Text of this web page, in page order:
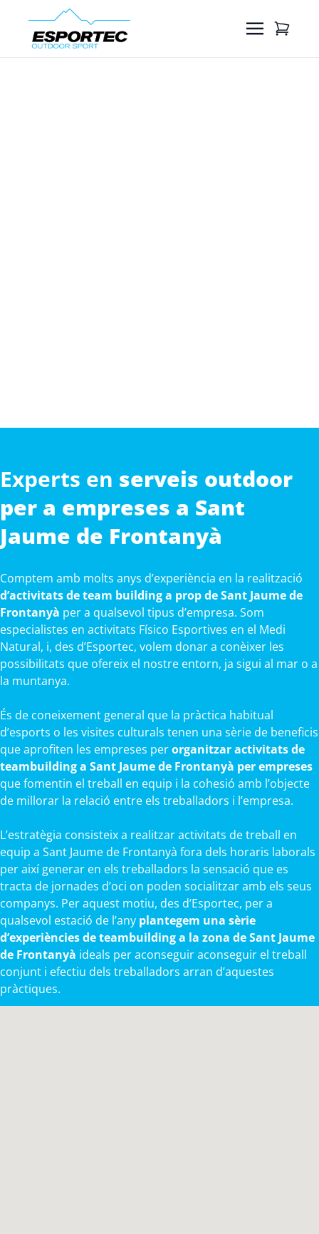
Experts en serveis outdoor
per a empreses a Sant
Jaume de Frontanyà
Comptem amb molts anys d’experiència en la realització
d’activitats de team building a prop de Sant Jaume de
Frontanyà per a qualsevol tipus d’empresa. Som
especialistes en activitats Físico Esportives en el Medi
Natural, i, des d’Esportec, volem donar a conèixer les
possibilitats que ofereix el nostre entorn, ja sigui al mar o a
la muntanya.
És de coneixement general que la pràctica habitual
d’esports o les visites culturals tenen una sèrie de beneficis
que aprofiten les empreses perorganitzar activitats de
teambuilding a Sant Jaume de Frontanyà per empreses
que fomentin el treball en equip i la cohesió amb l’objecte
de millorar la relació entre els treballadors i l’empresa.
L’estratègia consisteix a realitzar activitats de treball en
equip a Sant Jaume de Frontanyà fora dels horaris laborals
per així generar en els treballadors la sensació que es
tracta de jornades d’oci on poden socialitzar amb els seus
companys. Per aquest motiu, des d’Esportec, per a
qualsevol estació de l’any plantegem una sèrie
d’experiències de teambuilding a la zona de Sant Jaume
de Frontanyà ideals per aconseguir aconseguir el treball
conjunt i efectiu dels treballadors arran d’aquestes
pràctiques.